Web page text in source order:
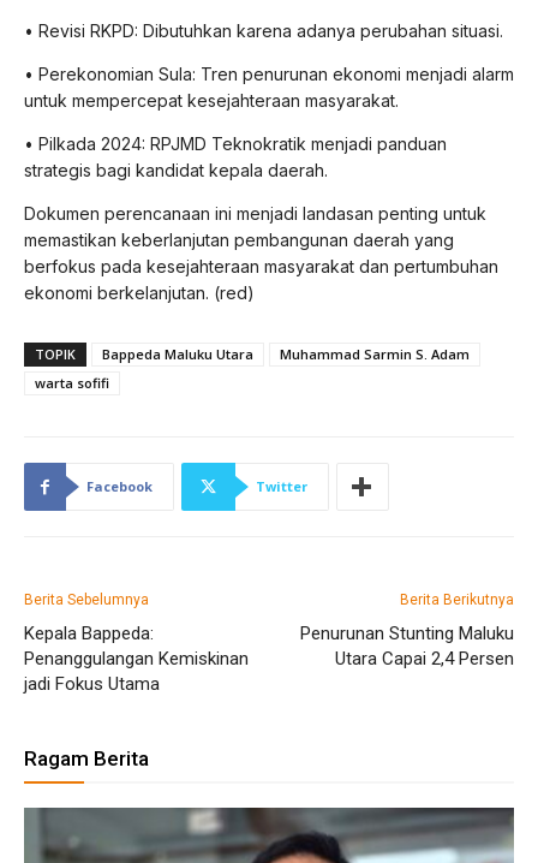
• Revisi RKPD: Dibutuhkan karena adanya perubahan situasi.
• Perekonomian Sula: Tren penurunan ekonomi menjadi alarm
untuk mempercepat kesejahteraan masyarakat.
• Pilkada 2024: RPJMD Teknokratik menjadi panduan
strategis bagi kandidat kepala daerah.
Dokumen perencanaan ini menjadi landasan penting untuk
memastikan keberlanjutan pembangunan daerah yang
berfokus pada kesejahteraan masyarakat dan pertumbuhan
ekonomi berkelanjutan. (red)
TOPIK Bappeda Maluku Utara
Muhammad Sarmin S. Adam
warta sofifi
Facebook Twitter
Berita Sebelumnya
Kepala Bappeda:
Penanggulangan Kemiskinan
jadi Fokus Utama
Berita Berikutnya
Penurunan Stunting Maluku
Utara Capai 2,4 Persen
Ragam Berita